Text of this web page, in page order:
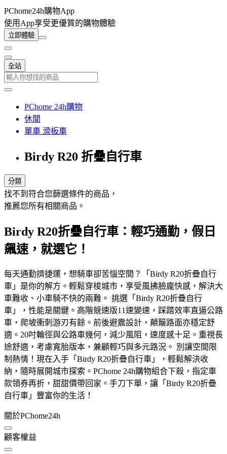
PChome24h購物App
使用App享受更優質的購物體驗
立即體驗
全站
PChome 24h購物
休閒
單車 滑板車
Birdy R20 折疊自行車
分類
找不到符合您篩選條件的商品，
推薦您所有相關商品。
Birdy R20折疊自行車：輕巧通勤，假日
飆速，就選它！
每天通勤擠捷運，想騎車卻苦惱空間？「Birdy R20折疊自行
車」是你的解方。輕鬆穿梭城市，享受風拂臉龐快感，解決大
車難收、小車騎不快的兩難。 挑選「Birdy R20折疊自行
車」，性能是關鍵。高階競速版11速變速，踩踏效率直逼公路
車，爬坡衝刺游刃有餘。前後避震設計，顛簸路面亦穩定舒
適。20吋輪徑與公路車幾何，減少風阻，速度感十足。重視長
途舒適，考慮寬胎版本，兼顧輕巧與多元路況。 別讓空間限
制熱情！現在入手「Birdy R20折疊自行車」，輕鬆解決收
納，隨時展開城市探索。PChome 24h購物組合下殺，指定車
款領券再折，甜甜價帶回家。手刀下單，讓「Birdy R20折疊
自行車」豐富你的生活！
關於PChome24h
顧客權益